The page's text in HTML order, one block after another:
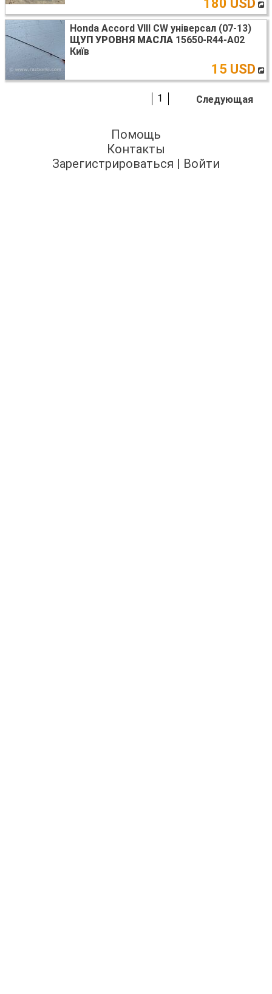
180 USD
Honda Accord VIII CW універсал (07-13)
ЩУП УРОВНЯ МАСЛА 15650-R44-A02
Київ
15 USD
1 Следующая
Помощь
Контакты
Зарегистрироваться | Войти